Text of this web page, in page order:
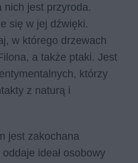
nich jest przyroda.
się w jej dźwięki.
w którego drzewach
a także ptaki. Jest
którzy
z naturą i
jest zakochana
ideał osobowy